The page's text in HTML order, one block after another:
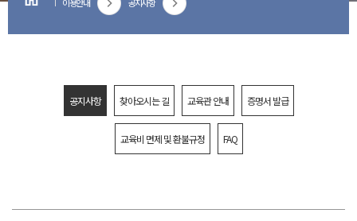
공지사항 찾아오시는 길 교육관 안내 증명서 발급
교육비 면제 및 환불규정 FAQ